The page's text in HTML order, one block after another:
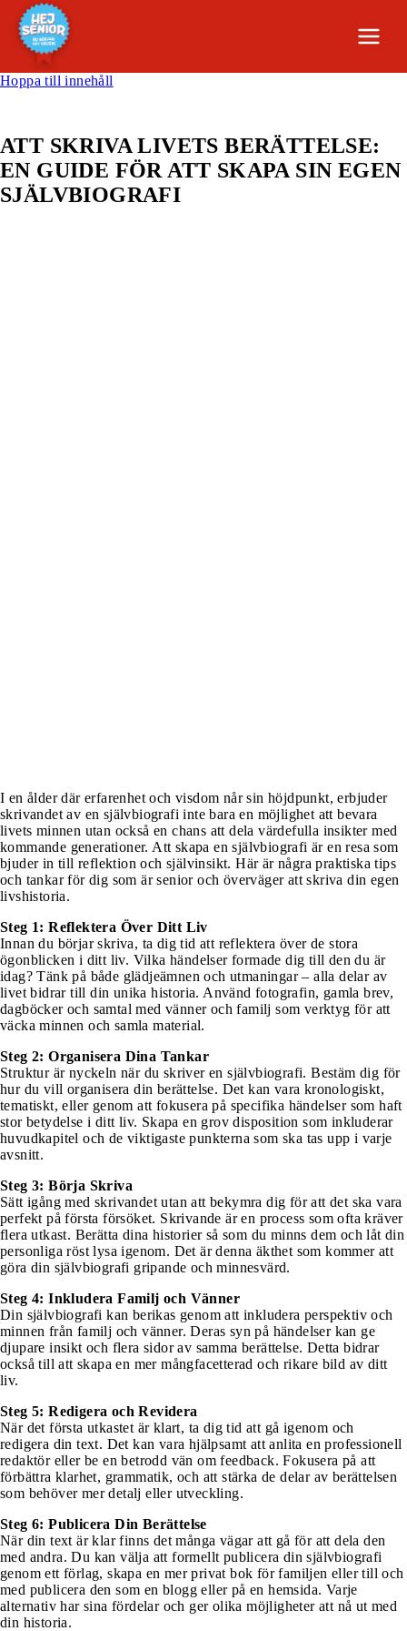
Hoppa till innehåll
ATT SKRIVA LIVETS BERÄTTELSE:
EN GUIDE FÖR ATT SKAPA SIN EGEN
SJÄLVBIOGRAFI
I en ålder där erfarenhet och visdom når sin höjdpunkt, erbjuder
skrivandet av en självbiografi inte bara en möjlighet att bevara
livets minnen utan också en chans att dela värdefulla insikter med
kommande generationer. Att skapa en självbiografi är en resa som
bjuder in till reflektion och självinsikt. Här är några praktiska tips
och tankar för dig som är senior och överväger att skriva din egen
livshistoria.
Steg 1: Reflektera Över Ditt Liv
Innan du börjar skriva, ta dig tid att reflektera över de stora
ögonblicken i ditt liv. Vilka händelser formade dig till den du är
idag? Tänk på både glädjeämnen och utmaningar – alla delar av
livet bidrar till din unika historia. Använd fotografin, gamla brev,
dagböcker och samtal med vänner och familj som verktyg för att
väcka minnen och samla material.
Steg 2: Organisera Dina Tankar
Struktur är nyckeln när du skriver en självbiografi. Bestäm dig för
hur du vill organisera din berättelse. Det kan vara kronologiskt,
tematiskt, eller genom att fokusera på specifika händelser som haft
stor betydelse i ditt liv. Skapa en grov disposition som inkluderar
huvudkapitel och de viktigaste punkterna som ska tas upp i varje
avsnitt.
Steg 3: Börja Skriva
Sätt igång med skrivandet utan att bekymra dig för att det ska vara
perfekt på första försöket. Skrivande är en process som ofta kräver
flera utkast. Berätta dina historier så som du minns dem och låt din
personliga röst lysa igenom. Det är denna äkthet som kommer att
göra din självbiografi gripande och minnesvärd.
Steg 4: Inkludera Familj och Vänner
Din självbiografi kan berikas genom att inkludera perspektiv och
minnen från familj och vänner. Deras syn på händelser kan ge
djupare insikt och flera sidor av samma berättelse. Detta bidrar
också till att skapa en mer mångfacetterad och rikare bild av ditt
liv.
Steg 5: Redigera och Revidera
När det första utkastet är klart, ta dig tid att gå igenom och
redigera din text. Det kan vara hjälpsamt att anlita en professionell
redaktör eller be en betrodd vän om feedback. Fokusera på att
förbättra klarhet, grammatik, och att stärka de delar av berättelsen
som behöver mer detalj eller utveckling.
Steg 6: Publicera Din Berättelse
När din text är klar finns det många vägar att gå för att dela den
med andra. Du kan välja att formellt publicera din självbiografi
genom ett förlag, skapa en mer privat bok för familjen eller till och
med publicera den som en blogg eller på en hemsida. Varje
alternativ har sina fördelar och ger olika möjligheter att nå ut med
din historia.